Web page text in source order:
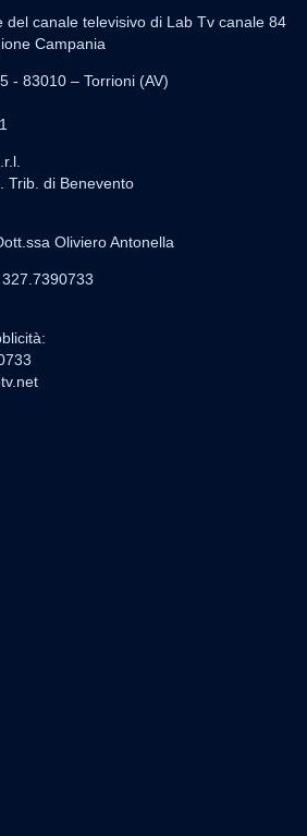
del canale televisivo di Lab Tv canale 84
Campania
- 83010 – Torrioni (AV)
Trib. di Benevento
Oliviero Antonella